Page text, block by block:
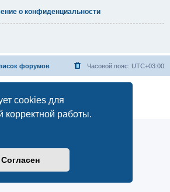
cookies для
корректной работы.
Согласен
о конфиденциальности
форумов Часовой пояс: UTC+03:00
Русская поддержка phpBB